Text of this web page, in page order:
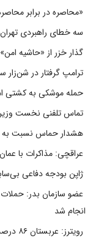
«محاصره در برابر
سه خطای راهبردی تهران
گذار خزر از «حاشیه
ترامپ گرفتار در شن‌زار
حمله موشکی به کشتی
تماس تلفنی نخست وزیر
هشدار حماس نسبت به
عراقچی: مذاکرات با
ژاپن بودجه دفاعی بی‌سابقه ۵۶ میلیارد دلاری را در
عضو سازمان بدر: حملات
انجام شد